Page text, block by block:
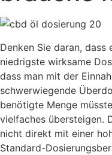
Denken Sie daran,
niedrigste wirksame
dass man mit der
schwerwiegende
benötigte Menge
vielfaches übersteigen.
nicht direkt mit einer
Standard-